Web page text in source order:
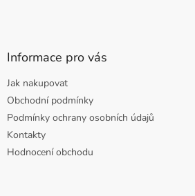
Informace pro vás
Jak nakupovat
Obchodní podmínky
Podmínky ochrany osobních údajů
Kontakty
Hodnocení obchodu